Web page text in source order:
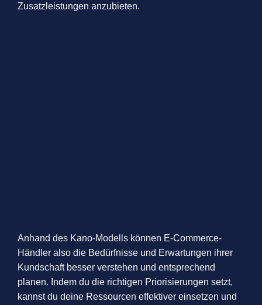
Zusatzleistungen anzubieten.
Anhand des Kano-Modells können E-Commerce-
Händler also die Bedürfnisse und Erwartungen ihrer
Kundschaft besser verstehen und entsprechend
planen. Indem du die richtigen Priorisierungen setzt,
kannst du deine Ressourcen effektiver einsetzen und